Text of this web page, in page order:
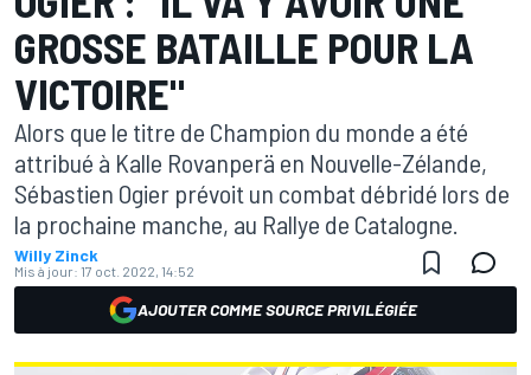
GROSSE BATAILLE POUR LA
VICTOIRE"
Alors que le titre de Champion du monde a été
attribué à Kalle Rovanperä en Nouvelle-Zélande,
Sébastien Ogier prévoit un combat débridé lors de
la prochaine manche, au Rallye de Catalogne.
Willy Zinck
Mis à jour: 17 oct. 2022, 14:52
AJOUTER COMME SOURCE PRIVILÉGIÉE